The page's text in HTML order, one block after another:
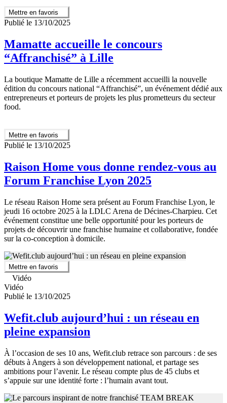
Mettre en favoris
Publié le 13/10/2025
Mamatte accueille le concours
“Affranchisé” à Lille
La boutique Mamatte de Lille a récemment accueilli la nouvelle
édition du concours national “Affranchisé”, un événement dédié aux
entrepreneurs et porteurs de projets les plus prometteurs du secteur
food.
Mettre en favoris
Publié le 13/10/2025
Raison Home vous donne rendez-vous au
Forum Franchise Lyon 2025
Le réseau Raison Home sera présent au Forum Franchise Lyon, le
jeudi 16 octobre 2025 à la LDLC Arena de Décines-Charpieu. Cet
événement constitue une belle opportunité pour les porteurs de
projets de découvrir une franchise humaine et collaborative, fondée
sur la co-conception à domicile.
Mettre en favoris
Vidéo
Vidéo
Publié le 13/10/2025
Wefit.club aujourd’hui : un réseau en
pleine expansion
À l’occasion de ses 10 ans, Wefit.club retrace son parcours : de ses
débuts à Angers à son développement national, et partage ses
ambitions pour l’avenir. Le réseau compte plus de 45 clubs et
s’appuie sur une identité forte : l’humain avant tout.